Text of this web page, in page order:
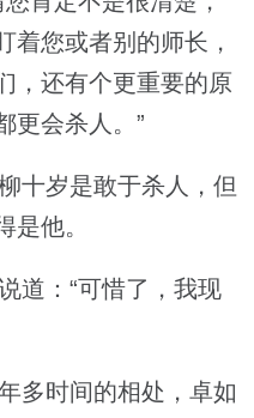
着您或者别的师长，
，还有个更重要的原
会杀人。”
十岁是敢于杀人，但
他。
道：“可惜了，我现
多时间的相处，卓如